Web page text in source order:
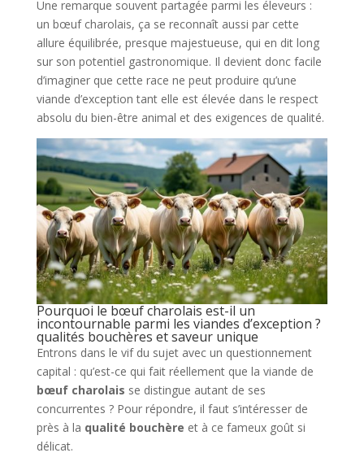
Une remarque souvent partagée parmi les éleveurs :
un bœuf charolais, ça se reconnaît aussi par cette
allure équilibrée, presque majestueuse, qui en dit long
sur son potentiel gastronomique. Il devient donc facile
d’imaginer que cette race ne peut produire qu’une
viande d’exception tant elle est élevée dans le respect
absolu du bien-être animal et des exigences de qualité.
Pourquoi le bœuf charolais est-il un
incontournable parmi les viandes d’exception ?
qualités bouchères et saveur unique
Entrons dans le vif du sujet avec un questionnement
capital : qu’est-ce qui fait réellement que la viande de
bœuf charolais se distingue autant de ses
concurrentes ? Pour répondre, il faut s’intéresser de
près à la qualité bouchère et à ce fameux goût si
délicat.